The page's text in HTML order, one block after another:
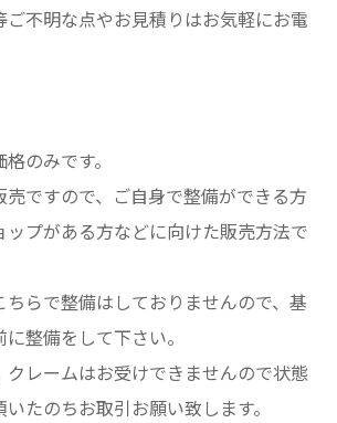
不明な点やお見積りはお気軽にお電
のみです。
売ですので、ご自身で整備ができる方
プがある方などに向けた販売方法で
ちらで整備はしておりませんので、基
整備をして下さい。
クレームはお受けできませんので状態
たのちお取引お願い致します。